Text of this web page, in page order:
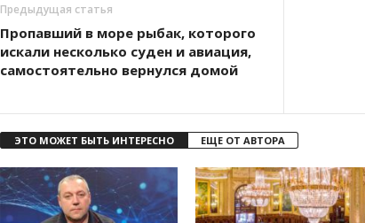
Предыдущая статья
Пропавший в море рыбак, которого
искали несколько суден и авиация,
самостоятельно вернулся домой
ЭТО МОЖЕТ БЫТЬ ИНТЕРЕСНО ЕЩЕ ОТ АВТОРА